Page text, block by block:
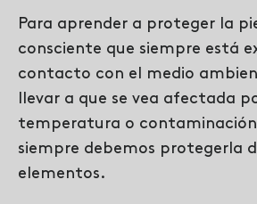
Para aprender a proteger la
consciente que siempre está
contacto con el medio
llevar a que se vea afectada
temperatura o
siempre debemos protegerla
elementos.